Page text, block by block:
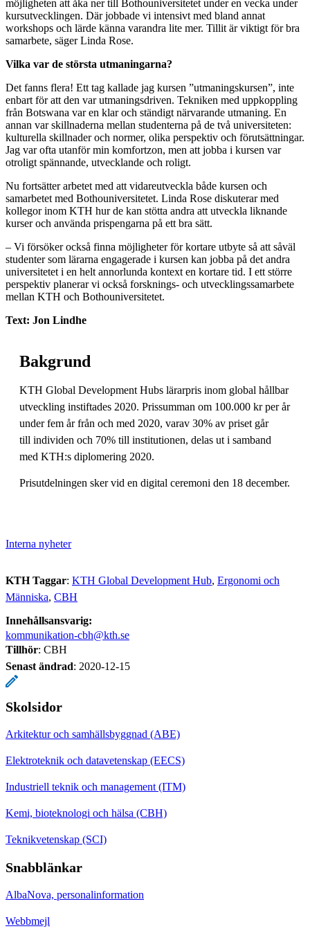
möjligheten att åka ner till Bothouniversitetet under en vecka under
kursutvecklingen. Där jobbade vi intensivt med bland annat
workshops och lärde känna varandra lite mer. Tillit är viktigt för bra
samarbete, säger Linda Rose.
Vilka var de största utmaningarna?
Det fanns flera! Ett tag kallade jag kursen ”utmaningskursen”, inte
enbart för att den var utmaningsdriven. Tekniken med uppkoppling
från Botswana var en klar och ständigt närvarande utmaning. En
annan var skillnaderna mellan studenterna på de två universiteten:
kulturella skillnader och normer, olika perspektiv och förutsättningar.
Jag var ofta utanför min komfortzon, men att jobba i kursen var
otroligt spännande, utvecklande och roligt.
Nu fortsätter arbetet med att vidareutveckla både kursen och
samarbetet med Bothouniversitetet. Linda Rose diskuterar med
kollegor inom KTH hur de kan stötta andra att utveckla liknande
kurser och använda prispengarna på ett bra sätt.
– Vi försöker också finna möjligheter för kortare utbyte så att såväl
studenter som lärarna engagerade i kursen kan jobba på det andra
universitetet i en helt annorlunda kontext en kortare tid. I ett större
perspektiv planerar vi också forsknings- och utvecklingssamarbete
mellan KTH och Bothouniversitetet.
Text: Jon Lindhe
Bakgrund
KTH Global Development Hubs lärarpris inom global hållbar
utveckling instiftades 2020. Prissumman om 100.000 kr per år
under fem år från och med 2020, varav 30% av priset går
till individen och 70% till institutionen, delas ut i samband
med KTH:s diplomering 2020.
Prisutdelningen sker vid en digital ceremoni den 18 december.
Interna nyheter
KTH Taggar: KTH Global Development Hub Ergonomi och
Människa CBH
Innehållsansvarig:
kommunikation-cbh@kth.se
Tillhör: CBH
Senast ändrad: 2020-12-15
Skolsidor
Arkitektur och samhällsbyggnad (ABE)
Elektroteknik och datavetenskap (EECS)
Industriell teknik och management (ITM)
Kemi, bioteknologi och hälsa (CBH)
Teknikvetenskap (SCI)
Snabblänkar
AlbaNova, personalinformation
Webbmejl